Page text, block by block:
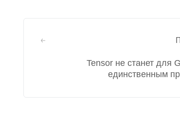
записямTensor не станет для
единственным